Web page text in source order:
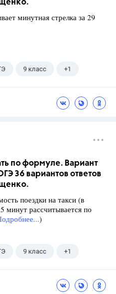
минутная стрелка за 29
9 класс +1
по формуле. Вариант
36 вариантов ответов
поездки на такси (в
минут рассчитывается по
)
9 класс +1